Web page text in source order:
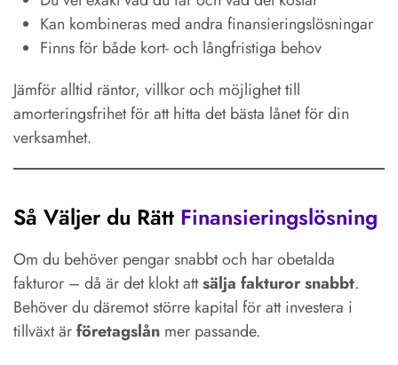
Kan kombineras med andra finansieringslösningar
Finns för både kort- och långfristiga behov
Jämför alltid räntor, villkor och möjlighet till
amorteringsfrihet för att hitta det bästa lånet för din
verksamhet.
Så Väljer du Rätt Finansieringslösning
Om du behöver pengar snabbt och har obetalda
fakturor – då är det klokt attsälja fakturor snabbt.
Behöver du däremot större kapital för att investera i
tillväxt ärföretagslån mer passande.